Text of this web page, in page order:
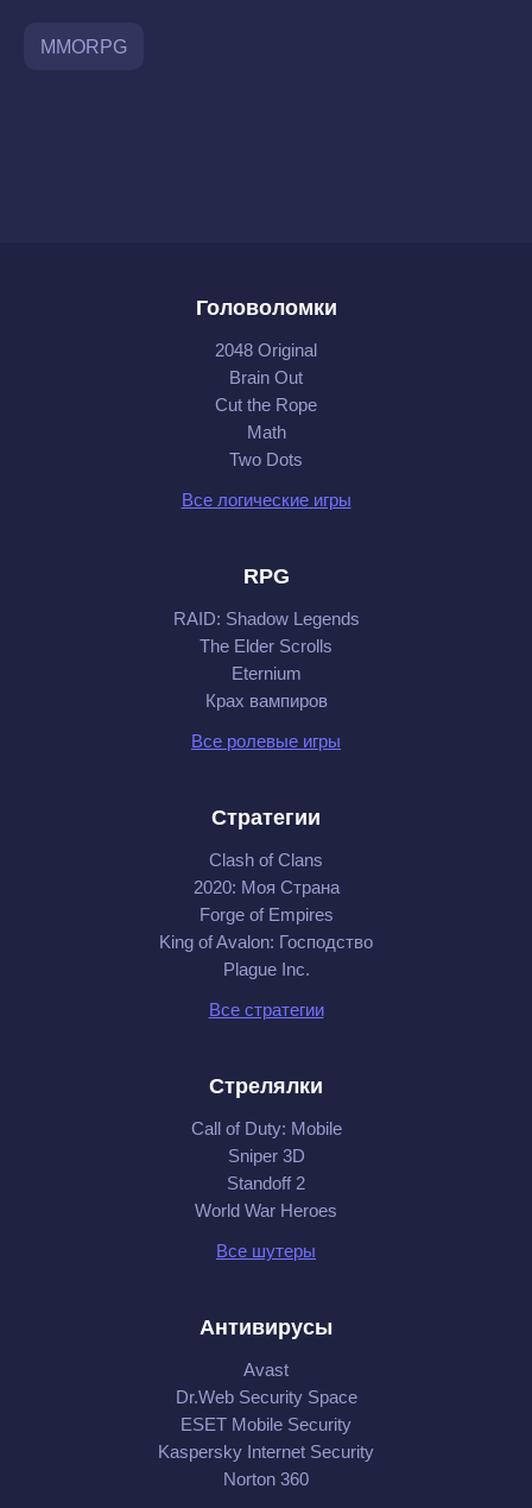
MMORPG
Головоломки
2048 Original
Brain Out
Cut the Rope
Math
Two Dots
Все логические игры
RPG
RAID: Shadow Legends
The Elder Scrolls
Eternium
Крах вампиров
Все ролевые игры
Стратегии
Clash of Clans
2020: Моя Cтрана
Forge of Empires
King of Avalon: Господство
Plague Inc.
Все стратегии
Стрелялки
Call of Duty: Mobile
Sniper 3D
Standoff 2
World War Heroes
Все шутеры
Антивирусы
Avast
Dr.Web Security Space
ESET Mobile Security
Kaspersky Internet Security
Norton 360